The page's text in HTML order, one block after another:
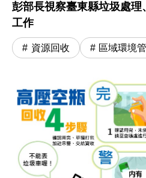
彭部長視察臺東縣垃圾處
工作
資源回收 區域環境